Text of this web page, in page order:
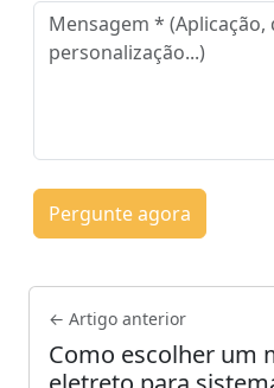
Pergunte agora
← Artigo anterior
Como escolher um